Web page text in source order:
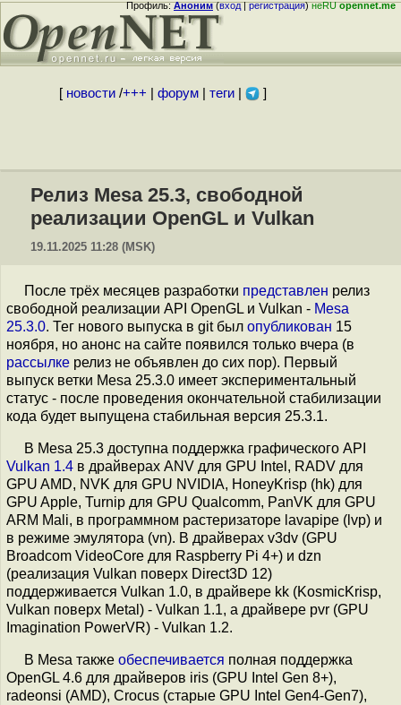
Профиль:Аноним(вход|регистрация)неRUopennet.me
[ новости/+++ форум| теги| ]
Релиз Mesa 25.3, свободной
реализации OpenGL и Vulkan
19.11.2025 11:28 (MSK)
После трёх месяцев разработки представлен релиз
свободной реализации API OpenGL и Vulkan - Mesa
25.3.0. Тег нового выпуска в git был опубликован 15
ноября, но анонс на сайте появился только вчера (в
рассылке релиз не объявлен до сих пор). Первый
выпуск ветки Mesa 25.3.0 имеет экспериментальный
статус - после проведения окончательной стабилизации
кода будет выпущена стабильная версия 25.3.1.
В Mesa 25.3 доступна поддержка графического API
Vulkan 1.4 в драйверах ANV для GPU Intel, RADV для
GPU AMD, NVK для GPU NVIDIA, HoneyKrisp (hk) для
GPU Apple, Turnip для GPU Qualcomm, PanVK для GPU
ARM Mali, в программном растеризаторе lavapipe (lvp) и
в режиме эмулятора (vn). В драйверах v3dv (GPU
Broadcom VideoCore для Raspberry Pi 4+) и dzn
(реализация Vulkan поверх Direct3D 12)
поддерживается Vulkan 1.0, в драйвере kk (KosmicKrisp,
Vulkan поверх Metal) - Vulkan 1.1, а драйвере pvr (GPU
Imagination PowerVR) - Vulkan 1.2.
В Mesa также обеспечивается полная поддержка
OpenGL 4.6 для драйверов iris (GPU Intel Gen 8+),
radeonsi (AMD), Crocus (старые GPU Intel Gen4-Gen7),